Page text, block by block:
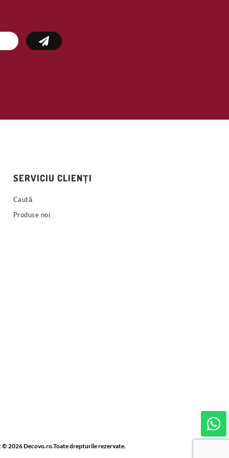
SERVICIU CLIENȚI
Caută
Produse noi
© 2026 Decovo.ro.Toate drepturile rezervate.